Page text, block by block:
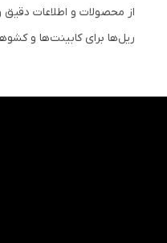
از محصولات و اطلاعات دقیق
ریل‌ها برای کابینت‌ها و